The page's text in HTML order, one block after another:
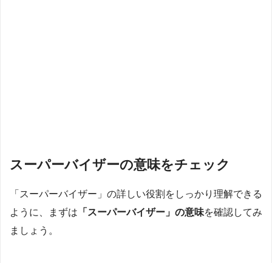
スーパーバイザーの意味をチェック
「スーパーバイザー」の詳しい役割をしっかり理解できる
ように、まずは 「スーパーバイザー」の意味を確認してみ
ましょう。